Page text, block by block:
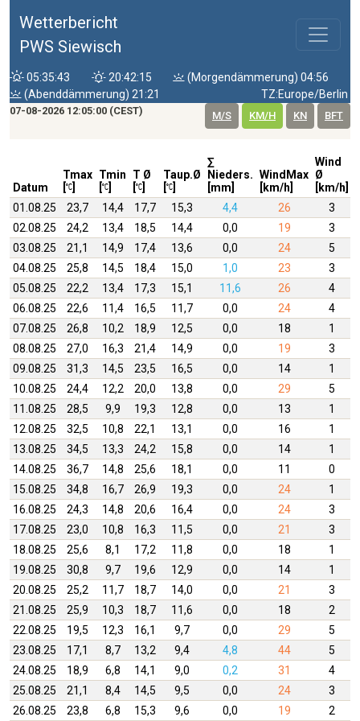
Wetterbericht
PWS Siewisch
05:35:43 20:42:15
(Morgendämmerung) 04:56
(Abenddämmerung) 21:21
TZ:Europe/Berlin
07-08-2026 12:05:00 (CEST) M/S KM/H KN BFT
Datum
Tmax Tmin
T Ø
Taup.Ø
∑
Nieders.
[mm]
WindMax
[km/h]
Wind
Ø
[km/h]
01.08.25 23,7 14,4 17,7 15,3 4,4 26 3
02.08.25
24,2 13,4 18,5 14,4 0,0 19
3
03.08.25
21,1 14,9 17,4 13,6 0,0 24
5
04.08.25
25,8 14,5 18,4 15,0 1,0 23
3
05.08.25
22,2 13,4 17,3 15,1 11,6 26
4
06.08.25
22,6 11,4 16,5 11,7 0,0 24 4
07.08.25
26,8 10,2 18,9 12,5 0,0 18
1
08.08.25
27,0 16,3 21,4 14,9 0,0 19
3
09.08.25
31,3 14,5 23,5 16,5 0,0 14 1
10.08.25
24,4 12,2 20,0 13,8 0,0 29 5
11.08.25
28,5 9,9 19,3 12,8 0,0 13
1
12.08.25
32,5 10,8 22,1 13,1 0,0 16 1
13.08.25
34,5 13,3 24,2 15,8 0,0 14 1
14.08.25
36,7 14,8 25,6 18,1 0,0 11
0
15.08.25
34,8 16,7 26,9 19,3 0,0 24 1
16.08.25
24,3 14,8 20,6 16,4 0,0 24 3
17.08.25
23,0 10,8 16,3 11,5 0,0 21
3
18.08.25
25,6 8,1 17,2 11,8 0,0 18
1
19.08.25
30,8 9,7 19,6 12,9 0,0 14
1
20.08.25
25,2 11,7 18,7 14,0 0,0 21 3
21.08.25
25,9 10,3 18,7 11,6 0,0 18
2
22.08.25
19,5 12,3 16,1 9,7 0,0 29 5
23.08.25
17,1 8,7 13,2 9,4 4,8 44
5
24.08.25
18,9 6,8 14,1 9,0 0,2 31 4
25.08.25
21,1 8,4 14,5 9,5 0,0 24
3
26.08.25
23,8 6,8 15,3 9,6 0,0 19 2